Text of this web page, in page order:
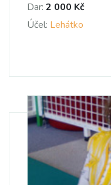
Dar: 2 000 Kč
Účel: Lehátko